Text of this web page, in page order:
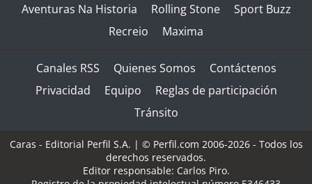
Aventuras Na Historia
Rolling Stone
Sport Buzz
Recreio
Maxima
Canales RSS Quienes Somos
Contáctenos
Privacidad
Equipo
Reglas de participación
Tránsito
Caras - Editorial Perfil S.A. | © Perfil.com 2006-2026 - Todos los
derechos reservados.
Editor responsable: Carlos Piro.